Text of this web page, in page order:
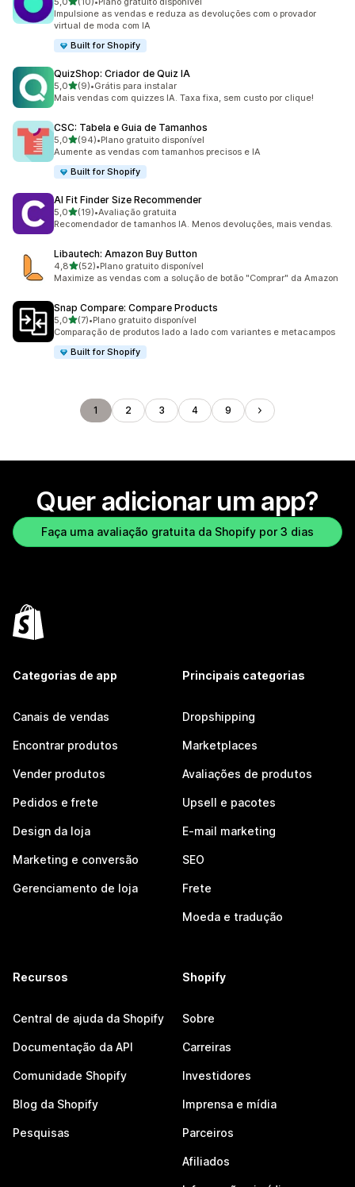
10 avaliações ao todo
Impulsione as vendas e reduza as devoluções com o provador
virtual de moda com IA
Built for Shopify
QuizShop: Criador de Quiz IA
5,0de 5 estrelas
(9)
9 avaliações ao todo
•Grátis para instalar
Mais vendas com quizzes IA. Taxa fixa, sem custo por clique!
CSC: Tabela e Guia de Tamanhos
5,0de 5 estrelas
(94)
94 avaliações ao todo
•Plano gratuito disponível
Aumente as vendas com tamanhos precisos e IA
Built for Shopify
AI Fit Finder Size Recommender
5,0de 5 estrelas
(19)
19 avaliações ao todo
•Avaliação gratuita
Recomendador de tamanhos IA. Menos devoluções, mais vendas.
Libautech: Amazon Buy Button
4,8de 5 estrelas
(52)
52 avaliações ao todo
•Plano gratuito disponível
Maximize as vendas com a solução de botão "Comprar" da Amazon
Snap Compare: Compare Products
5,0de 5 estrelas
(7)
7 avaliações ao todo
•Plano gratuito disponível
Comparação de produtos lado a lado com variantes e metacampos
Built for Shopify
1 2 3 4 9
Quer adicionar um app?
Faça uma avaliação gratuita da Shopify por 3 dias
Categorias de app
Canais de vendas
Encontrar produtos
Vender produtos
Pedidos e frete
Design da loja
Marketing e conversão
Gerenciamento de loja
Principais categorias
Dropshipping
Marketplaces
Avaliações de produtos
Upsell e pacotes
E-mail marketing
SEO
Frete
Moeda e tradução
Recursos
Central de ajuda da Shopify
Documentação da API
Comunidade Shopify
Blog da Shopify
Pesquisas
Shopify
Sobre
Carreiras
Investidores
Imprensa e mídia
Parceiros
Afiliados